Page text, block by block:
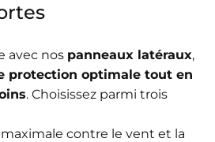
avec nos panneaux latéraux,
protection optimale tout en
. Choisissez parmi trois
contre le vent et la